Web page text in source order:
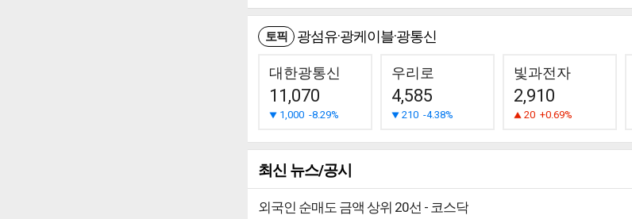
토픽 광섬유·광케이블·광통신
대한광통신
11,070
1,000 -8.29%
우리로
4,585
210 -4.38%
빛과전자
2,910
20 +0.69%
최신 뉴스/공시
외국인 순매도 금액 상위 20선 - 코스닥